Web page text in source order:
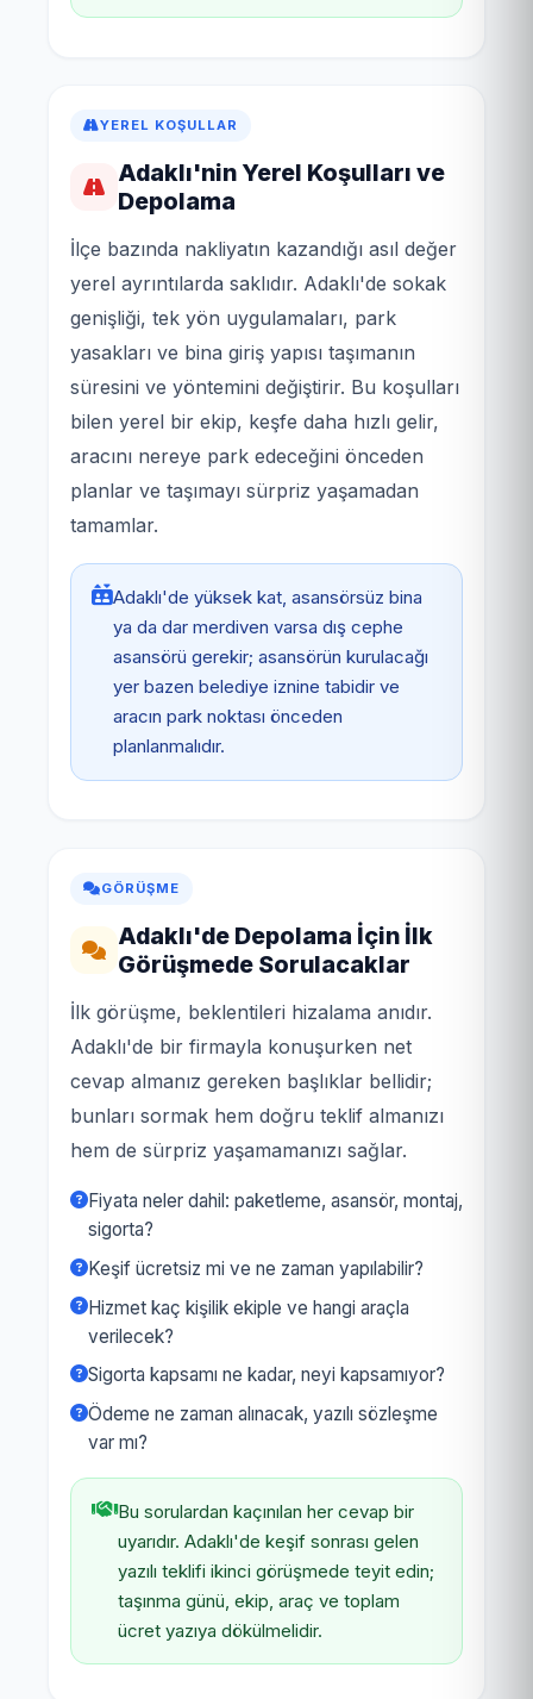
YEREL KOŞULLAR
Adaklı'nin Yerel Koşulları ve
Depolama
İlçe bazında nakliyatın kazandığı asıl değer
yerel ayrıntılarda saklıdır. Adaklı'de sokak
genişliği, tek yön uygulamaları, park
yasakları ve bina giriş yapısı taşımanın
süresini ve yöntemini değiştirir. Bu koşulları
bilen yerel bir ekip, keşfe daha hızlı gelir,
aracını nereye park edeceğini önceden
planlar ve taşımayı sürpriz yaşamadan
tamamlar.
Adaklı'de yüksek kat, asansörsüz bina
ya da dar merdiven varsa dış cephe
asansörü gerekir; asansörün kurulacağı
yer bazen belediye iznine tabidir ve
aracın park noktası önceden
planlanmalıdır.
GÖRÜŞME
Adaklı'de Depolama İçin İlk
Görüşmede Sorulacaklar
İlk görüşme, beklentileri hizalama anıdır.
Adaklı'de bir firmayla konuşurken net
cevap almanız gereken başlıklar bellidir;
bunları sormak hem doğru teklif almanızı
hem de sürpriz yaşamamanızı sağlar.
Fiyata neler dahil: paketleme, asansör, montaj,
sigorta?
Keşif ücretsiz mi ve ne zaman yapılabilir?
Hizmet kaç kişilik ekiple ve hangi araçla
verilecek?
Sigorta kapsamı ne kadar, neyi kapsamıyor?
Ödeme ne zaman alınacak, yazılı sözleşme
var mı?
Bu sorulardan kaçınılan her cevap bir
uyarıdır. Adaklı'de keşif sonrası gelen
yazılı teklifi ikinci görüşmede teyit edin;
taşınma günü, ekip, araç ve toplam
ücret yazıya dökülmelidir.